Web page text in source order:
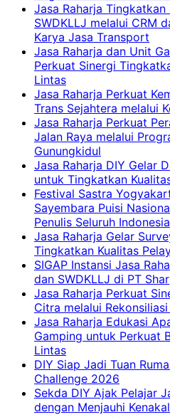
Jasa Raharja Tingkatkan
SWDKLLJ melalui CRM
Karya Jasa Transport
Jasa Raharja dan Unit
Perkuat Sinergi
Lintas
Jasa Raharja Perkuat
Trans Sejahtera melalui
Jasa Raharja Perkuat
Jalan Raya melalui
Gunungkidul
Jasa Raharja DIY Gelar
untuk Tingkatkan
Festival Sastra
Sayembara Puisi
Penulis Seluruh Indonesia
Jasa Raharja Gelar
Tingkatkan Kualitas
SIGAP Instansi Jasa
dan SWDKLLJ di PT
Jasa Raharja Perkuat
Citra melalui
Jasa Raharja Edukasi
Gamping untuk Perkuat
Lintas
DIY Siap Jadi Tuan
Challenge 2026
Sekda DIY Ajak Pelajar
dengan Menjauhi